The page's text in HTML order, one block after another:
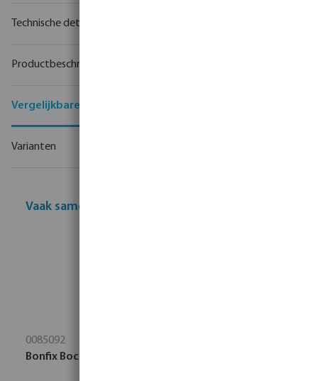
Technische details
Productbeschrijving
Vergelijkbare producten
Varianten
Vaak samen gekocht
0085092
Bonfix Bocht 90° RVS 316L 42 mm pers KIWA